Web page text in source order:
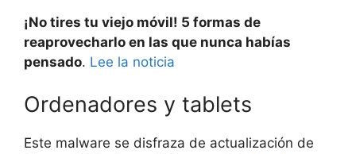
¡No tires tu viejo móvil! 5 formas de
reaprovecharlo en las que nunca habías
pensado. Lee la noticia
Ordenadores y tablets
Este malware se disfraza de actualización de